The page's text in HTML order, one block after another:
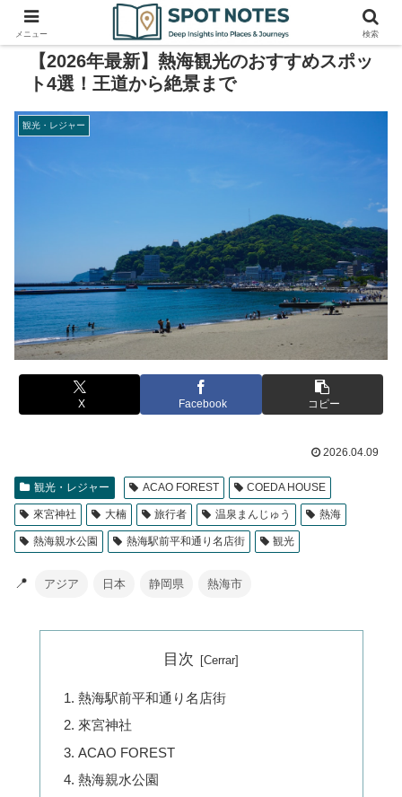
【2026年最新】熱海観光のおすすめスポッ
ト4選！王道から絶景まで
観光・レジャー
X Facebook コピー
2026.04.09
観光・レジャー ACAO FOREST COEDA HOUSE
來宮神社 大楠 旅行者 温泉まんじゅう 熱海
熱海親水公園 熱海駅前平和通り名店街 観光
📍 アジア 日本 静岡県 熱海市
目次
熱海駅前平和通り名店街
來宮神社
ACAO FOREST
熱海親水公園
メニュー 検索